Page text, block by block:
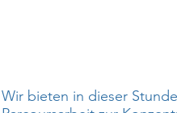
Wir bieten in dieser